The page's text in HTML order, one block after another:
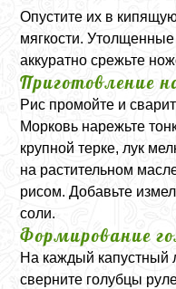
Опустите их в
мягкости.
аккуратно срежьте
Приготовление
Рис промойте и
Морковь нарежьте
крупной терке, лук
на растительном
рисом. Добавьте
соли.
Формирование
На каждый капустный
сверните голубцы